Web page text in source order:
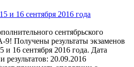
и 16 сентября 2016 года
сентябрьского
Получены результаты экзаменов
16 сентября 2016 года. Дата
20.09.2016